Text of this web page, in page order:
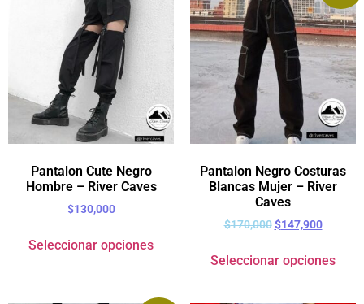
Pantalon Cute Negro
Hombre – River Caves
$130,000
Seleccionar opciones
Pantalon Negro Costuras
Blancas Mujer – River
Caves
$170,000 $147,900
Seleccionar opciones